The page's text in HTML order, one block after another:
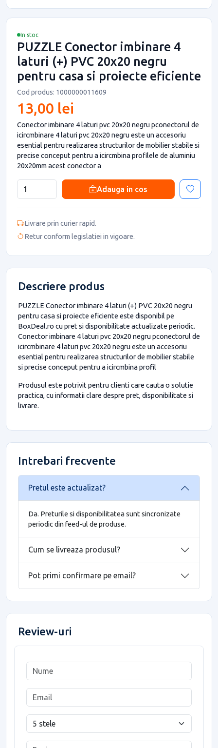
In stoc
PUZZLE Conector imbinare 4
laturi (+) PVC 20x20 negru
pentru casa si proiecte eficiente
Cod produs: 1000000011609
13,00 lei
Conector imbinare 4 laturi pvc 20x20 negru pconectorul de
icircmbinare 4 laturi pvc 20x20 negru este un accesoriu
esential pentru realizarea structurilor de mobilier stabile si
precise conceput pentru a icircmbina profilele de aluminiu
20x20mm acest conector a
Adauga in cos
Livrare prin curier rapid.
Retur conform legislatiei in vigoare.
Descriere produs
PUZZLE Conector imbinare 4 laturi (+) PVC 20x20 negru
pentru casa si proiecte eficiente este disponibil pe
BoxDeal.ro cu pret si disponibilitate actualizate periodic.
Conector imbinare 4 laturi pvc 20x20 negru pconectorul de
icircmbinare 4 laturi pvc 20x20 negru este un accesoriu
esential pentru realizarea structurilor de mobilier stabile
si precise conceput pentru a icircmbina profil
Produsul este potrivit pentru clienti care cauta o solutie
practica, cu informatii clare despre pret, disponibilitate si
livrare.
Intrebari frecvente
Pretul este actualizat?
Da. Preturile si disponibilitatea sunt sincronizate
periodic din feed-ul de produse.
Cum se livreaza produsul?
Pot primi confirmare pe email?
Review-uri